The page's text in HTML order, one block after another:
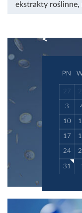
ekstrakty roślinne,
PN
27
3
10
17
24
31 1